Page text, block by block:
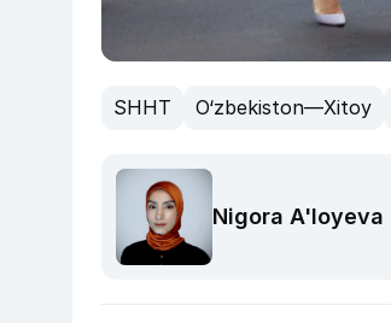
SHHT O‘zbekiston—Xitoy
Nigora A'loyeva